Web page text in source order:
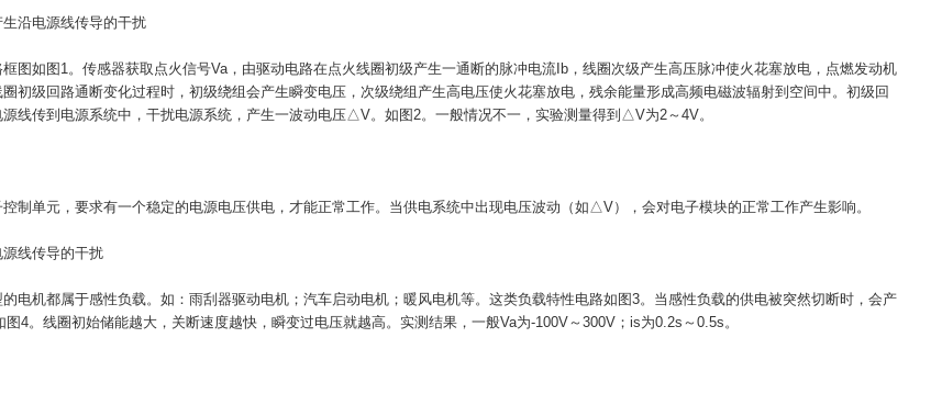
沿电源线传导的干扰
图如图1。传感器获取点火信号Va，由驱动电路在点火线圈初级产生一通断的脉冲电流Ib，线圈次级产生高压脉冲使火花塞放电，点燃发动机
初级回路通断变化过程时，初级绕组会产生瞬变电压，次级绕组产生高电压使火花塞放电，残余能量形成高频电磁波辐射到空间中。初级回
线传到电源系统中，干扰电源系统，产生一波动电压△V。如图2。一般情况不一，实验测量得到△V为2～4V。
制单元，要求有一个稳定的电源电压供电，才能正常工作。当供电系统中出现电压波动（如△V），会对电子模块的正常工作产生影响。
线传导的干扰
电机都属于感性负载。如：雨刮器驱动电机；汽车启动电机；暖风电机等。这类负载特性电路如图3。当感性负载的供电被突然切断时，会产
4。线圈初始储能越大，关断速度越快，瞬变过电压就越高。实测结果，一般Va为-100V～300V；is为0.2s～0.5s。